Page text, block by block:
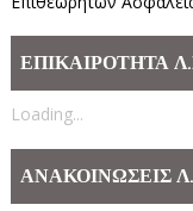
ΕΠΙΚΑΙΡΟΤΗΤΑ
Loading...
ΑΝΑΚΟΙΝΩΣΕΙΣ